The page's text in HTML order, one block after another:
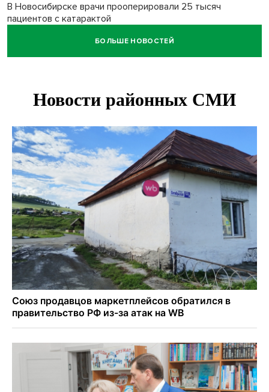
В Новосибирске врачи прооперировали 25 тысяч
пациентов с катарактой
Знаменитый орангутан Бату отметил юбилей в
Новосибирские хирурги спасли сердце восьмиклассницы
Более тысячи новосибирцев открыли День
физкультурника на набережной
Губернатор Андрей Травников подравил новосибирцев с
Днем физкультурника
БОЛЬШЕ НОВОСТЕЙ